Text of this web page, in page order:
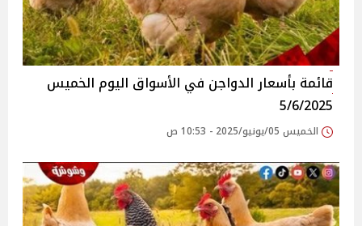
قائمة بأسعار الدواجن في الأسواق‎‎ اليوم الخميس
5/6/2025
الخميس 05/يونيو/2025 - 10:53 ص